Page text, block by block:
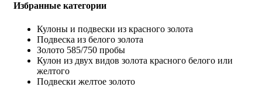
Избранные категории
Кулоны и подвески из красного золота
Подвеска из белого золота
Золото 585/750 пробы
Кулон из двух видов золота красного белого или
желтого
Подвески желтое золото